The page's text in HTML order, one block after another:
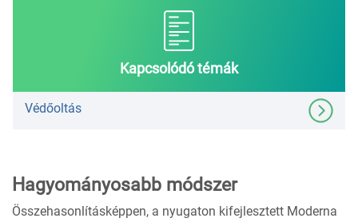
Kapcsolódó témák
Védőoltás
Hagyományosabb módszer
Összehasonlításképpen, a nyugaton kifejlesztett Moderna